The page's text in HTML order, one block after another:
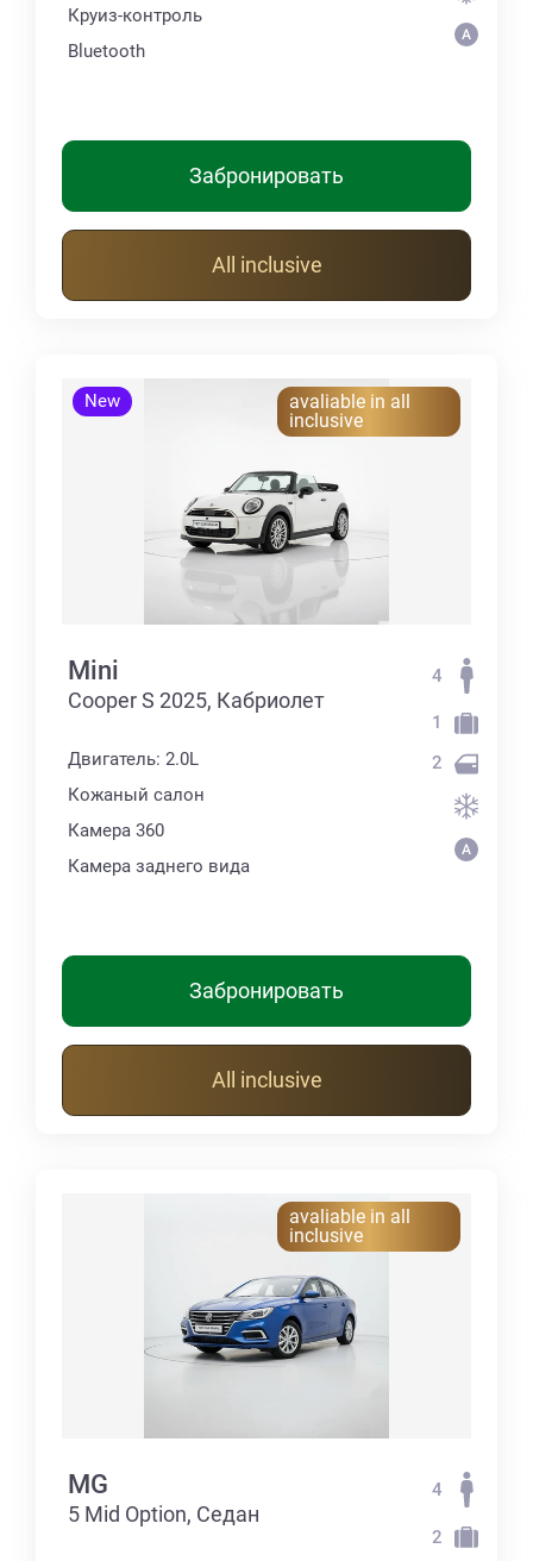
Круиз-контроль
Bluetooth
Забронировать
All inclusive
New
avaliable in all
inclusive
Mini
Cooper S 2025, Кабриолет
Двигатель: 2.0L
Кожаный салон
Камера 360
Камера заднего вида
4
1
2
Забронировать
All inclusive
avaliable in all
inclusive
MG
5 Mid Option, Седан
4
2